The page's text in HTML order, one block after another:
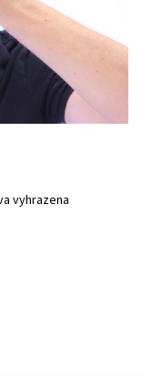
vyhrazena